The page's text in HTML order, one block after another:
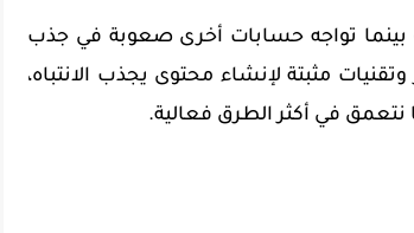
تواجه حسابات أخرى صعوبة في جذب
مثبتة لإنشاء محتوى يجذب الانتباه،
في أكثر الطرق فعالية.